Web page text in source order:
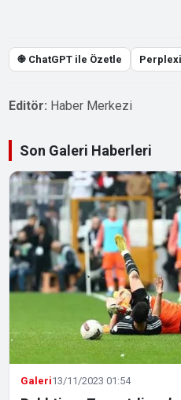
֎ ChatGPT ile Özetle
Editör: Haber Merkezi
Son Galeri Haberleri
Galeri13/11/2023 01:54